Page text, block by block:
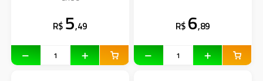
R$ 5,49 R$ 6,89